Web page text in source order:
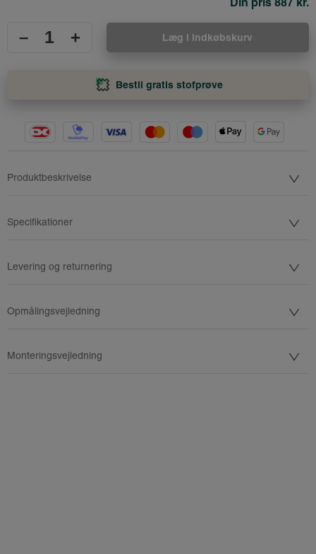
– + Læg i indkøbskurv
Bestil gratis stofprøve
Produktbeskrivelse
Specifikationer
Levering og returnering
Opmålingsvejledning
Monteringsvejledning